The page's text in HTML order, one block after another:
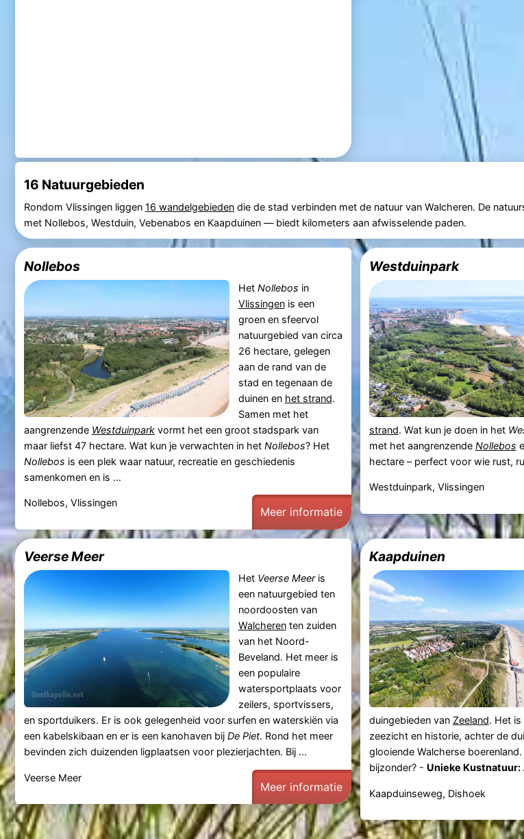
16 Natuurgebieden
Rondom Vlissingen liggen 16 wandelgebiedendie de stad verbinden met de natuur van Walcheren. De
met Nollebos, Westduin, Vebenabos en Kaapduinen — biedt kilometers aan afwisselende paden.
Nollebos
Het Nollebos in
Vlissingenis een
groen en sfeervol
natuurgebied van circa
26 hectare, gelegen
aan de rand van de
stad en tegenaan de
duinen en het strand.
Samen met het
aangrenzende Westduinparkvormt het een groot stadspark van
maar liefst 47 hectare. Wat kun je verwachten in het Nollebos? Het
Nollebos is een plek waar natuur, recreatie en geschiedenis
samenkomen en is ...
Nollebos, Vlissingen
Meer informatie
Westduinpark
strand. Wat kun je doen in het
met het aangrenzende Nollebos
hectare – perfect voor wie rust,
Westduinpark, Vlissingen
Veerse Meer
Het Veerse Meeris
een natuurgebied ten
noordoosten van
Walcherenten zuiden
van het Noord-
Beveland. Het meer is
een populaire
watersportplaats voor
zeilers, sportvissers,
en sportduikers. Er is ook gelegenheid voor surfen en waterskiën via
een kabelskibaan en er is een kanohaven bij De Piet. Rond het meer
bevinden zich duizenden ligplaatsen voor plezierjachten. Bij ...
Veerse Meer
Meer informatie
Kaapduinen
duingebieden van Zeeland. Het is
zeezicht en historie, achter de
glooiende Walcherse
bijzonder? - Unieke Kustnatuur:
Kaapduinseweg, Dishoek